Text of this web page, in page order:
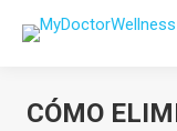
CÓMO